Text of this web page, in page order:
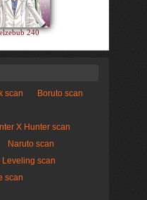
240
scan
Boruto scan
X Hunter scan
Naruto scan
Leveling scan
scan